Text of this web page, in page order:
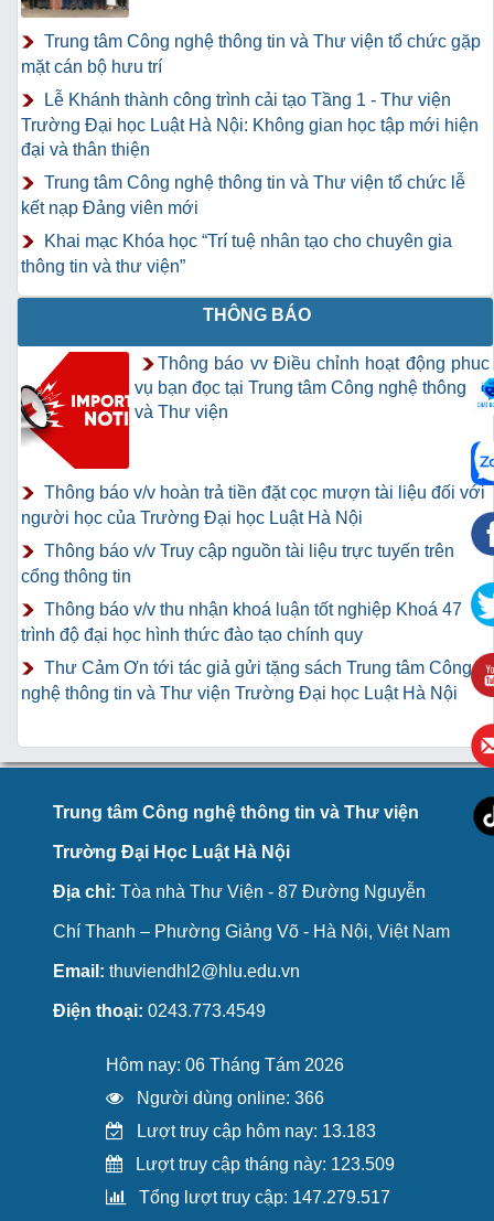
Trung tâm Công nghệ thông tin và Thư viện tổ chức gặp
mặt cán bộ hưu trí
Lễ Khánh thành công trình cải tạo Tầng 1 - Thư viện
Trường Đại học Luật Hà Nội: Không gian học tập mới hiện
đại và thân thiện
Trung tâm Công nghệ thông tin và Thư viện tổ chức lễ
kết nạp Đảng viên mới
Khai mạc Khóa học “Trí tuệ nhân tạo cho chuyên gia
thông tin và thư viện”
THÔNG BÁO
Thông báo vv Điều chỉnh hoạt động phục
vụ bạn đọc tại Trung tâm Công nghệ thông tin
và Thư viện
Thông báo v/v hoàn trả tiền đặt cọc mượn tài liệu đối với
người học của Trường Đại học Luật Hà Nội
Thông báo v/v Truy cập nguồn tài liệu trực tuyến trên
cổng thông tin
Thông báo v/v thu nhận khoá luận tốt nghiệp Khoá 47
trình độ đại học hình thức đào tạo chính quy
Thư Cảm Ơn tới tác giả gửi tặng sách Trung tâm Công
nghệ thông tin và Thư viện Trường Đại học Luật Hà Nội
Trung tâm Công nghệ thông tin và Thư viện
Trường Đại Học Luật Hà Nội
Địa chỉ: Tòa nhà Thư Viện - 87 Đường Nguyễn
Chí Thanh – Phường Giảng Võ - Hà Nội, Việt Nam
Email: thuviendhl2@hlu.edu.vn
Điện thoại: 0243.773.4549
Hôm nay: 06 Tháng Tám 2026
Người dùng online: 366
Lượt truy cập hôm nay: 13.183
Lượt truy cập tháng này: 123.509
Tổng lượt truy cập: 147.279.517